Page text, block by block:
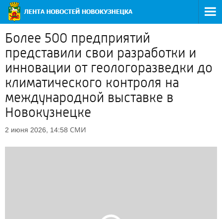
Более 500 предприятий
представили свои разработки и
инновации от геологоразведки до
климатического контроля на
международной выставке в
Новокузнецке
2 июня 2026, 14:58 СМИ